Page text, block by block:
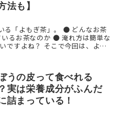
法も】
る「よもぎ茶」。 ● どんなお茶
るお茶なのか ● 淹れ方は簡単な
ですよね？ そこで今回は、よも
うの皮って食べれる
実は栄養成分がふんだ
詰まっている！